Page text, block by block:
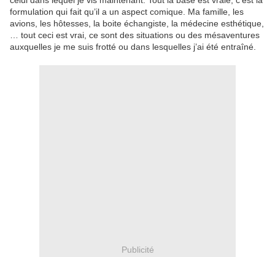
formulation qui fait qu’il a un aspect comique. Ma famille, les
avions, les hôtesses, la boite échangiste, la médecine esthétique,
… tout ceci est vrai, ce sont des situations ou des mésaventures
auxquelles je me suis frotté ou dans lesquelles j’ai été entraîné.
Publicité